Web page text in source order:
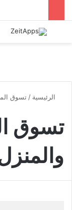
بحث عن
الرئيسية / تسوق
تسوق